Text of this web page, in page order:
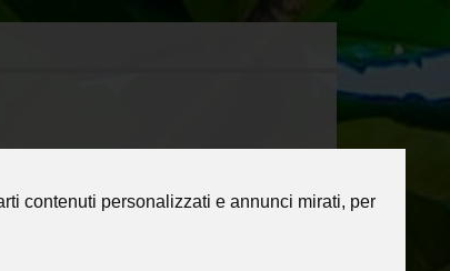
contenuti personalizzati e annunci mirati, per